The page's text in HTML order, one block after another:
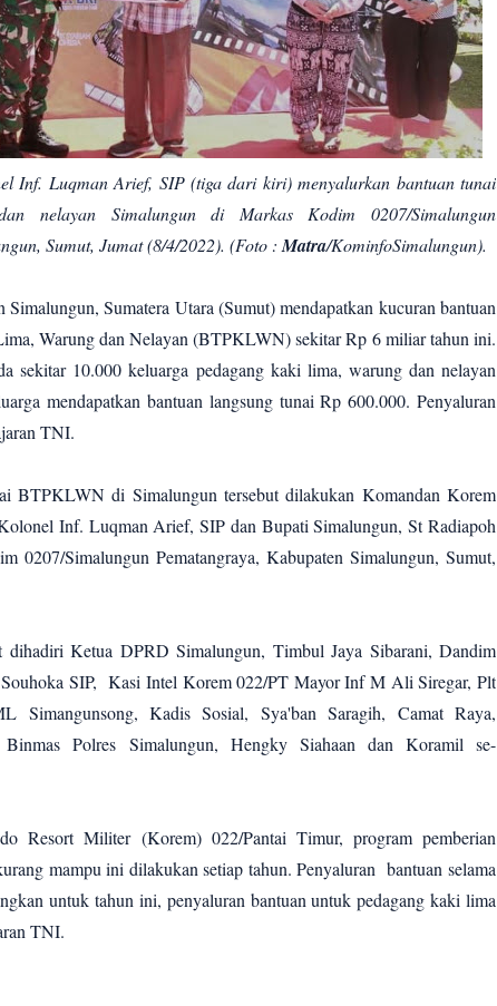
Inf. Luqman Arief, SIP (tiga dari kiri) menyalurkan bantuan tunai
nelayan Simalungun di Markas Kodim 0207/Simalungun
Sumut, Jumat (8/4/2022). (Foto : Matra/KominfoSimalungun).
Sumatera Utara (Sumut) mendapatkan kucuran bantuan
Warung dan Nelayan (BTPKLWN) sekitar Rp 6 miliar tahun ini.
sekitar 10.000 keluarga pedagang kaki lima, warung dan nelayan
mendapatkan bantuan langsung tunai Rp 600.000. Penyaluran
TNI.
BTPKLWN di Simalungun tersebut dilakukan Komandan Korem
Inf. Luqman Arief, SIP dan Bupati Simalungun, St Radiapoh
0207/Simalungun Pematangraya, Kabupaten Simalungun, Sumut,
dihadiri Ketua DPRD Simalungun, Timbul Jaya Sibarani, Dandim
SIP, Kasi Intel Korem 022/PT Mayor Inf M Ali Siregar, Plt
Simangunsong, Kadis Sosial, Sya'ban Saragih, Camat Raya,
Polres Simalungun, Hengky Siahaan dan Koramil se-
Resort Militer (Korem) 022/Pantai Timur, program pemberian
mampu ini dilakukan setiap tahun. Penyaluran bantuan selama
untuk tahun ini, penyaluran bantuan untuk pedagang kaki lima
TNI.